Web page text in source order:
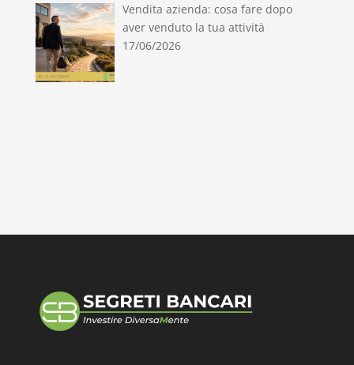
Vendita azienda: cosa fare dopo
aver venduto la tua attività
17/06/2026